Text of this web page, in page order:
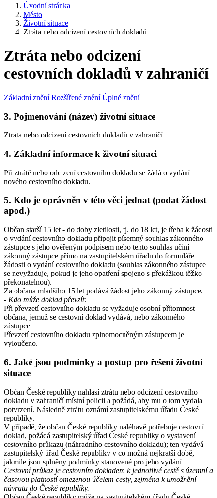
Úvodní stránka
Město
Životní situace
Ztráta nebo odcizení cestovních dokladů...
Ztráta nebo odcizení
cestovních dokladů v zahraničí
Základní znění Rozšířené znění Úplné znění
3. Pojmenování (název) životní situace
Ztráta nebo odcizení cestovních dokladů v zahraničí
4. Základní informace k životní situaci
Při ztrátě nebo odcizení cestovního dokladu se žádá o vydání
nového cestovního dokladu.
5. Kdo je oprávněn v této věci jednat (podat žádost
apod.)
Občan starší 15 let - do doby zletilosti, tj. do 18 let, je třeba k žádosti
o vydání cestovního dokladu připojit písemný souhlas zákonného
zástupce s jeho ověřeným podpisem nebo tento souhlas učiní
zákonný zástupce přímo na zastupitelském úřadu do formuláře
žádosti o vydání cestovního dokladu (souhlas zákonného zástupce
se nevyžaduje, pokud je jeho opatření spojeno s překážkou těžko
překonatelnou).
Za občana mladšího 15 let podává žádost jeho zákonný zástupce.
- Kdo může doklad převzít:
Při převzetí cestovního dokladu se vyžaduje osobní přítomnost
občana, jemuž se cestovní doklad vydává, nebo zákonného
zástupce.
Převzetí cestovního dokladu zplnomocněným zástupcem je
vyloučeno.
6. Jaké jsou podmínky a postup pro řešení životní
situace
Občan České republiky nahlásí ztrátu nebo odcizení cestovního
dokladu v zahraničí místní policii a požádá, aby mu o tom vydala
potvrzení. Následně ztrátu oznámí zastupitelskému úřadu České
republiky.
V případě, že občan České republiky naléhavě potřebuje cestovní
doklad, požádá zastupitelský úřad České republiky o vystavení
cestovního průkazu (náhradního cestovního dokladu); ten vydává
zastupitelský úřad České republiky v co možná nejkratší době,
jakmile jsou splněny podmínky stanovené pro jeho vydání.
Cestovní průkaz je cestovním dokladem k jednotlivé cestě s územní a
časovou platností omezenou účelem cesty, zejména k umožnění
návratu do České republiky.